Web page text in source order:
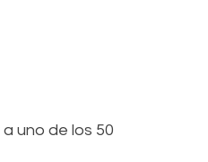
uno de los 50